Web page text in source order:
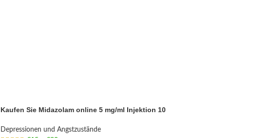
Kaufen Sie Midazolam online 5 mg/ml Injektion 10
Depressionen und Angstzustände